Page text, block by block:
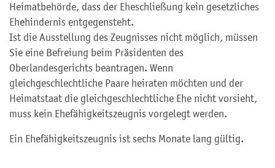
Heimatbehörde, dass der Eheschließung kein gesetzliches
Ehehindernis entgegensteht.
Ist die Ausstellung des Zeugnisses nicht möglich, müssen
Sie eine Befreiung beim Präsidenten des
Oberlandesgerichts beantragen. Wenn
gleichgeschlechtliche Paare heiraten möchten und der
Heimatstaat die gleichgeschlechtliche Ehe nicht vorsieht,
muss kein Ehefähigkeitszeugnis vorgelegt werden.
Ein Ehefähigkeitszeugnis ist sechs Monate lang gültig.